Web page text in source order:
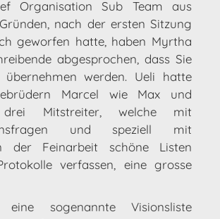
Organisation Sub Team aus
nach der ersten Sitzung
geworfen hatte, haben Myrtha
abgesprochen, dass Sie
übernehmen werden. Ueli hatte
Marcel wie Max und
drei Mitstreiter, welche mit
und speziell mit
der Feinarbeit schöne Listen
verfassen, eine grosse
sogenannte Visionsliste